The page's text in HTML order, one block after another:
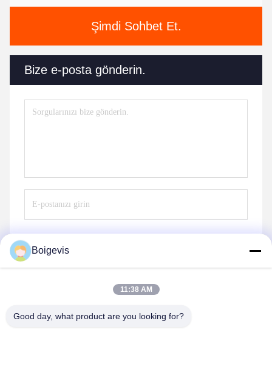
Şimdi Sohbet Et.
Bize e-posta gönderin.
Boigevis
11:38 AM
Good day, what product are you looking for?